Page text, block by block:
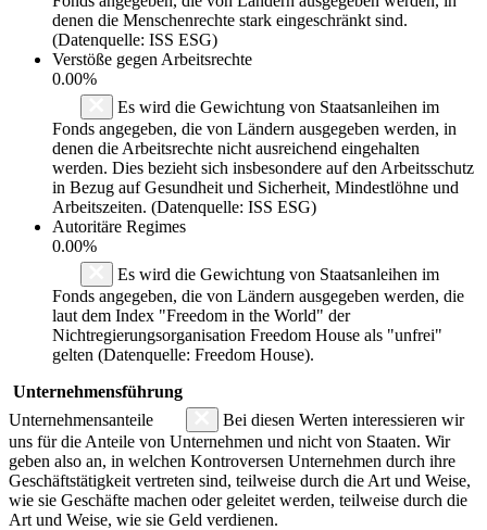
denen die Menschenrechte stark eingeschränkt sind.
(Datenquelle: ISS ESG)
Verstöße gegen Arbeitsrechte
0.00%
Es wird die Gewichtung von Staatsanleihen im
Fonds angegeben, die von Ländern ausgegeben werden, in
denen die Arbeitsrechte nicht ausreichend eingehalten
werden. Dies bezieht sich insbesondere auf den Arbeitsschutz
in Bezug auf Gesundheit und Sicherheit, Mindestlöhne und
Arbeitszeiten. (Datenquelle: ISS ESG)
Autoritäre Regimes
0.00%
Es wird die Gewichtung von Staatsanleihen im
Fonds angegeben, die von Ländern ausgegeben werden, die
laut dem Index "Freedom in the World" der
Nichtregierungsorganisation Freedom House als "unfrei"
gelten (Datenquelle: Freedom House).
Unternehmensführung
Unternehmensanteile
Bei diesen Werten interessieren wir
uns für die Anteile von Unternehmen und nicht von Staaten. Wir
geben also an, in welchen Kontroversen Unternehmen durch ihre
Geschäftstätigkeit vertreten sind, teilweise durch die Art und Weise,
wie sie Geschäfte machen oder geleitet werden, teilweise durch die
Art und Weise, wie sie Geld verdienen.